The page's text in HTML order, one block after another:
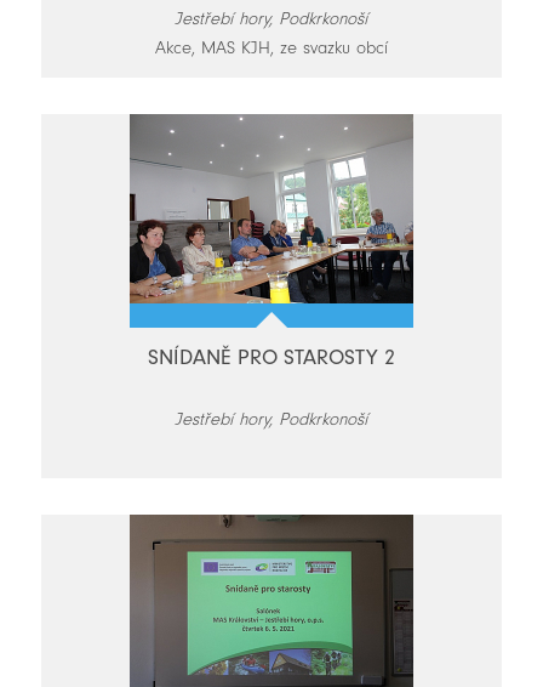
Jestřebí hory, Podkrkonoší
Akce, MAS KJH, ze svazku obcí
SNÍDANĚ PRO STAROSTY 2
Jestřebí hory, Podkrkonoší